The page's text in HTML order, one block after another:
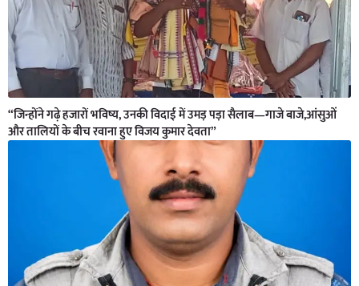
“जिन्होंने गढ़े हजारों भविष्य, उनकी विदाई में उमड़ पड़ा सैलाब—गाजे बाजे,आंसुओं
और तालियों के बीच रवाना हुए विजय कुमार देवता”